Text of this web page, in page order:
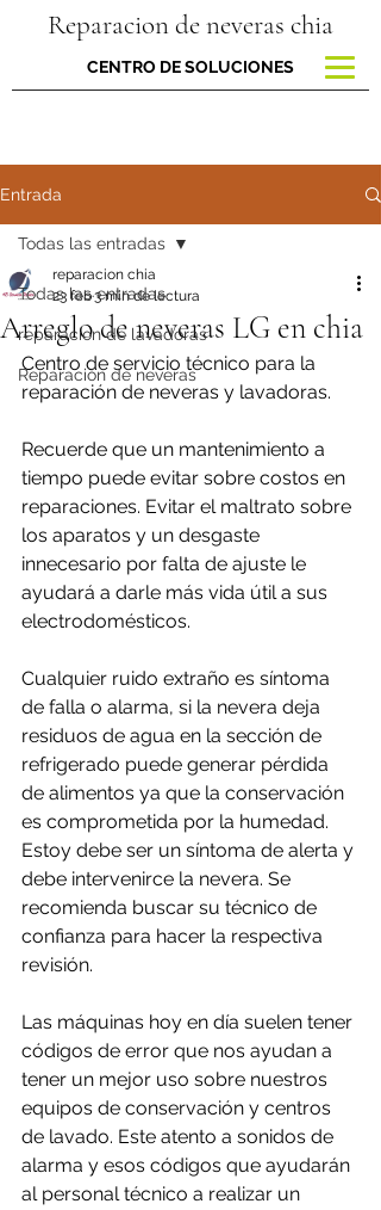
Reparacion de neveras chia
CENTRO DE SOLUCIONES
Entrada
Todas las entradas
reparacion de lavadoras
Reparación de neveras
Todas las entradas
Arreglo de neveras LG en chia
reparacion chia
23 feb3 min de lectura
Centro de servicio técnico para la
reparación de neveras y lavadoras.
Recuerde que un mantenimiento a
tiempo puede evitar sobre costos en
reparaciones. Evitar el maltrato sobre
los aparatos y un desgaste
innecesario por falta de ajuste le
ayudará a darle más vida útil a sus
electrodomésticos.
Cualquier ruido extraño es síntoma
de falla o alarma, si la nevera deja
residuos de agua en la sección de
refrigerado puede generar pérdida
de alimentos ya que la conservación
es comprometida por la humedad.
Estoy debe ser un síntoma de alerta y
debe intervenirce la nevera. Se
recomienda buscar su técnico de
confianza para hacer la respectiva
revisión.
Las máquinas hoy en día suelen tener
códigos de error que nos ayudan a
tener un mejor uso sobre nuestros
equipos de conservación y centros
de lavado. Este atento a sonidos de
alarma y esos códigos que ayudarán
al personal técnico a realizar un